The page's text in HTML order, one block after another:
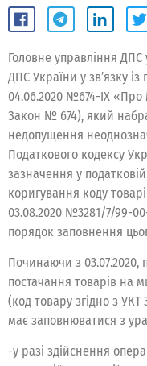
Головне управління ДПС
ДПС України у зв’язку
04.06.2020 №674-IX
Закон № 674), який
недопущення
Податкового кодексу
зазначення у
коригування коду
03.08.2020 №3281/7/99-
порядок заповнення
Починаючи з 03.07.2020,
постачання товарів на
(код товару згідно з УКТ
має заповнюватися з
-у разі здійснення